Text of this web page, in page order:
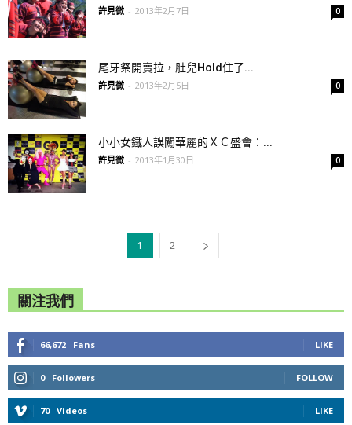
許見微 - 2013年2月7日 0
尾牙祭開賣拉，肚兒Hold住了...
許見微 - 2013年2月5日 0
小小女鐵人誤闖華麗的ＸＣ盛會：...
許見微 - 2013年1月30日 0
1 2
關注我們
66,672 Fans LIKE
0 Followers FOLLOW
70 Videos LIKE